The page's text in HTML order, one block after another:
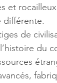
et
différente.
de
du